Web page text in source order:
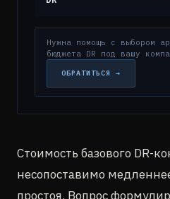
Нужна помощь с выбором
бюджета DR под вашу
ОБРАТИТЬСЯ →
Стоимость базового DR-
несопоставимо
простоя. Вопрос